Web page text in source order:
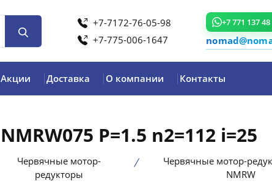
+7-7172-76-05-98
+7-775-006-1647
+7 771 137 48
Акции Доставка О компании Контакты
NMRW075 P=1.5 n2=112 i=25
Червячные мотор-
редукторы
Червячные мотор-
NMRW